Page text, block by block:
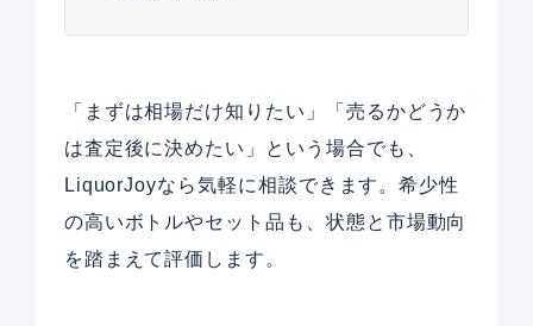
「まずは相場だけ知りたい」「売るかどうか
は査定後に決めたい」という場合でも、
LiquorJoyなら気軽に相談できます。希少性
の高いボトルやセット品も、状態と市場動向
を踏まえて評価します。